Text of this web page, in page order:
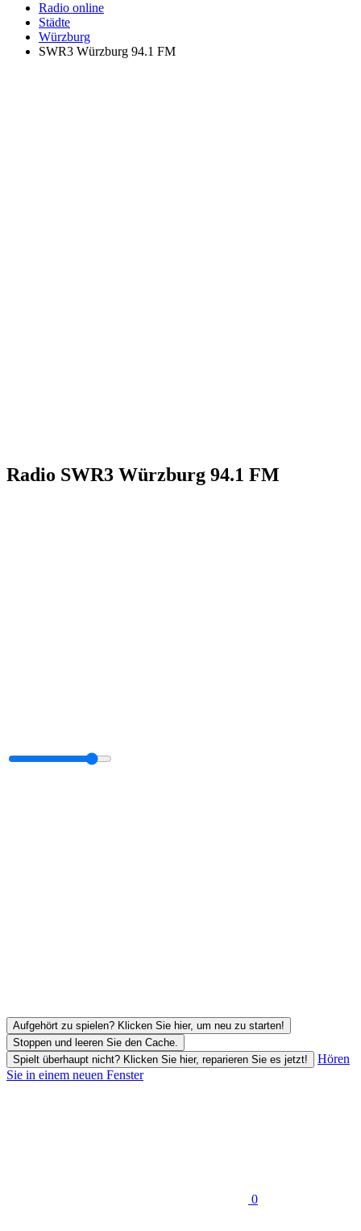
Radio online
Städte
Würzburg
SWR3 Würzburg 94.1 FM
Radio SWR3 Würzburg 94.1 FM
Aufgehört zu spielen? Klicken Sie hier, um neu zu starten!
Stoppen und leeren Sie den Cache.
Spielt überhaupt nicht? Klicken Sie hier, reparieren Sie es jetzt!
Hören
Sie in einem neuen Fenster
0